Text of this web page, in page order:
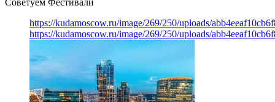
Советуем Фестивали
https://kudamoscow.ru/image/269/250/uploads/
https://kudamoscow.ru/image/269/250/uploads/